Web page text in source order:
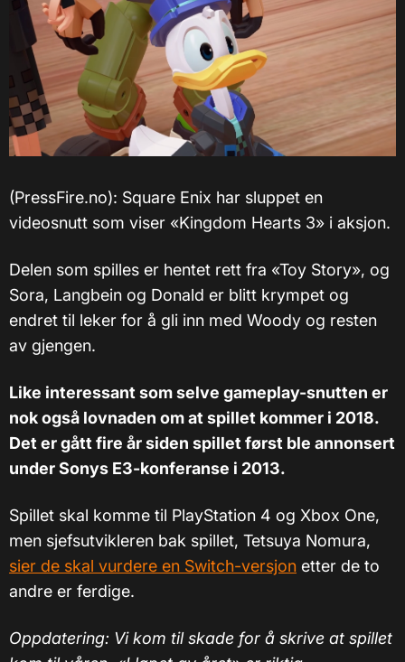
(PressFire.no): Square Enix har sluppet en
videosnutt som viser «Kingdom Hearts 3» i aksjon.
Delen som spilles er hentet rett fra «Toy Story», og
Sora, Langbein og Donald er blitt krympet og
endret til leker for å gli inn med Woody og resten
av gjengen.
Like interessant som selve gameplay-snutten er
nok også lovnaden om at spillet kommer i 2018.
Det er gått fire år siden spillet først ble annonsert
under Sonys E3-konferanse i 2013.
Spillet skal komme til PlayStation 4 og Xbox One,
men sjefsutvikleren bak spillet, Tetsuya Nomura,
sier de skal vurdere en Switch-versjon etter de to
andre er ferdige.
Oppdatering: Vi kom til skade for å skrive at spillet